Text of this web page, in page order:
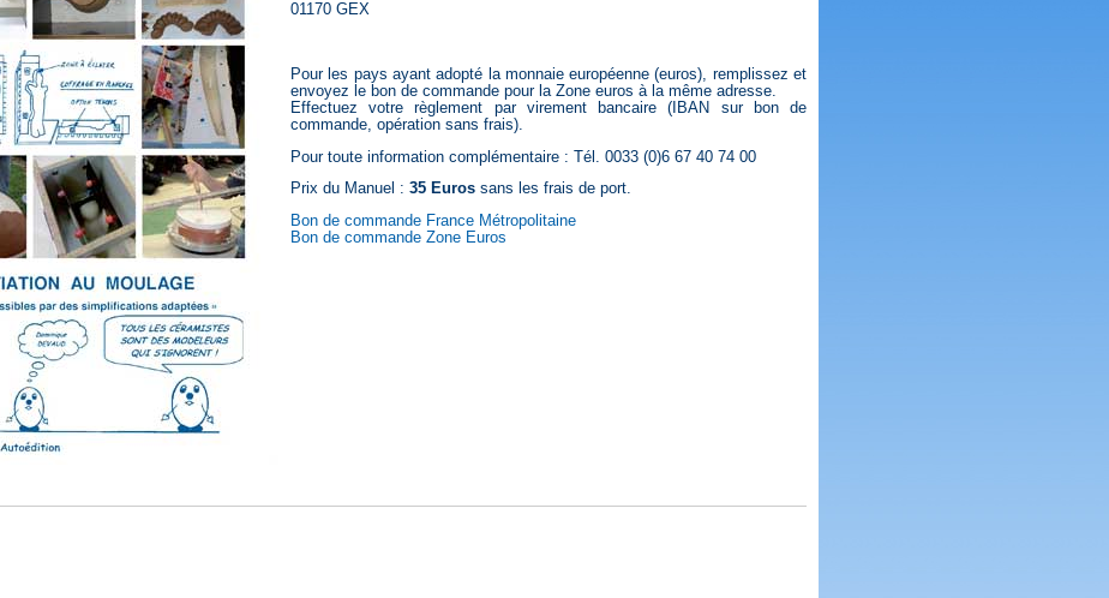
01170 GEX
Pour les pays ayant adopté la monnaie européenne (euros), remplissez et
envoyez le bon de commande pour la Zone euros à la même adresse.
Effectuez votre règlement par virement bancaire (IBAN sur bon de
commande, opération sans frais).
Pour toute information complémentaire : Tél. 0033 (0)6 67 40 74 00
Prix du Manuel : 35 Euros sans les frais de port.
Bon de commande France Métropolitaine
Bon de commande Zone Euros